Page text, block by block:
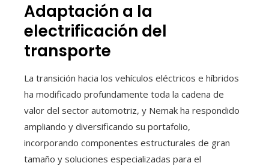
Adaptación a la
electrificación del
transporte
La transición hacia los vehículos eléctricos e híbridos
ha modificado profundamente toda la cadena de
valor del sector automotriz, y Nemak ha respondido
ampliando y diversificando su portafolio,
incorporando componentes estructurales de gran
tamaño y soluciones especializadas para el